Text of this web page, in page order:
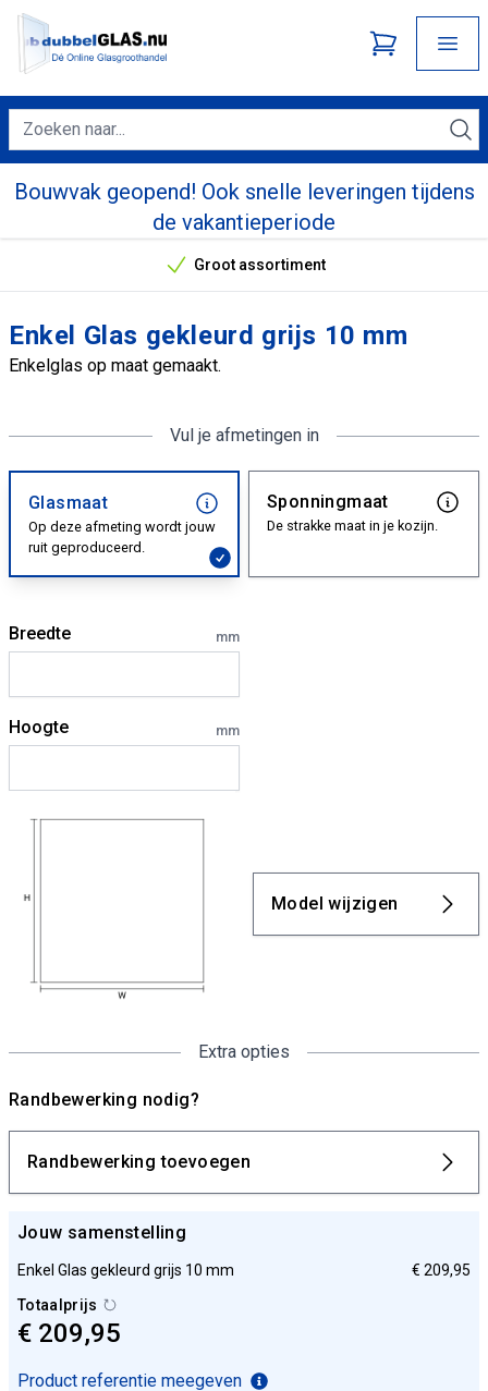
Bouwvak geopend! Ook snelle leveringen tijdens
de vakantieperiode
Onze unieke verkoopargumenten
Groot assortiment
Enkel Glas gekleurd grijs 10 mm
Enkelglas op maat gemaakt.
Vul je afmetingen in
Glasmaat
Op deze afmeting wordt jouw
ruit geproduceerd.
Sponningmaat
De strakke maat in je kozijn.
Breedte mm
Hoogte mm
Model wijzigen
Extra opties
Randbewerking nodig?
Randbewerking toevoegen
Jouw samenstelling
Enkel Glas gekleurd grijs 10 mm
€ 209,95
Totaalprijs
€ 209,95
Product referentie meegeven